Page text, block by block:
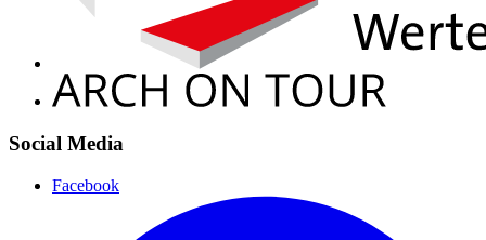
Social Media
Facebook